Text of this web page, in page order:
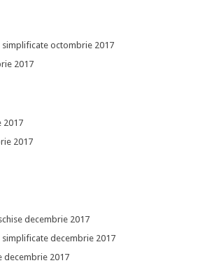
octombrie 2017
2017
2017
2017
decembrie 2017
decembrie 2017
decembrie 2017